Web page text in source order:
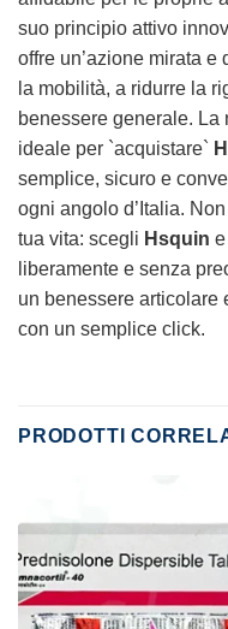
suo principio attivo
offre un’azione mirata
la mobilità, a ridurre la
benessere generale.
ideale per `acquistare`
semplice, sicuro e
ogni angolo d’Italia.
tua vita: scegli Hsquin
liberamente e senza
un benessere articolare
con un semplice click.
PRODOTTI